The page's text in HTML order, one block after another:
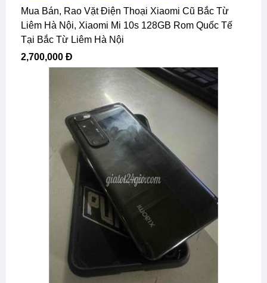
Mua Bán, Rao Vặt Điện Thoại Xiaomi Cũ Bắc Từ
Liêm Hà Nội, Xiaomi Mi 10s 128GB Rom Quốc Tế
Tại Bắc Từ Liêm Hà Nội
2,700,000 Đ